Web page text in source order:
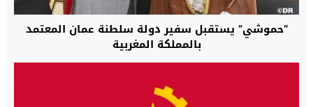
“حموشي” يستقبل سفير دولة سلطنة عمان المعتمد
بالمملكة المغربية